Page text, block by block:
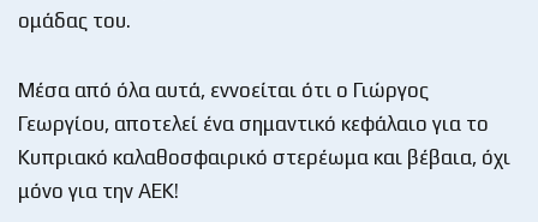
ομάδας του.
Μέσα από όλα αυτά, εννοείται ότι ο Γιώργος
Γεωργίου, αποτελεί ένα σημαντικό κεφάλαιο για το
Κυπριακό καλαθοσφαιρικό στερέωμα και βέβαια, όχι
μόνο για την ΑΕΚ!